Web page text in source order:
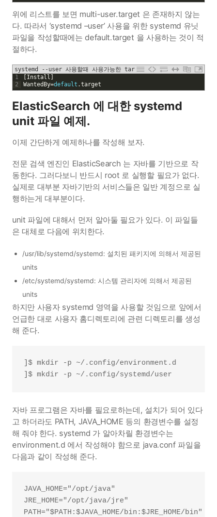
위에 리스트를 보면 multi-user.target 은 존재하지 않는
다. 따라서 ‘systemd –user’ 사용을 위한 systemd 유닛
파일을 작성할때에는 default.target 을 사용하는 것이 적
절하다.
systemd --user 사용할때 사용가능한 target
1
2
Install
WantedBy=default .target
ElasticSearch 에 대한 systemd
unit 파일 예제.
이제 간단하게 예제하나를 작성해 보자.
전문 검색 엔진인 ElasticSearch 는 자바를 기반으로 작
동한다. 그러다보니 반드시 root 로 실행할 필요가 없다.
실제로 대부분 자바기반의 서비스들은 일반 계정으로 실
행하는게 대부분이다.
unit 파일에 대해서 먼저 알아둘 필요가 있다. 이 파일들
은 대체로 다음에 위치한다.
/usr/lib/systemd/systemd: 설치된 패키지에 의해서 제공된
units
/etc/systemd/systemd: 시스템 관리자에 의해서 제공된
units
하지만 사용자 systemd 영역을 사용할 것임으로 앞에서
언급한 대로 사용자 홈디렉토리에 관련 디렉토리를 생성
해 준다.
]$ mkdir -p ~/.config/environment.d
]$ mkdir -p ~/.config/systemd/user
자바 프로그램은 자바를 필요로하는데, 설치가 되어 있다
고 하더라도 PATH, JAVA_HOME 등의 환경변수를 설정
해 줘야 한다. systemd 가 알아차릴 환경변수는
environment.d 에서 작성해야 함으로 java.conf 파일을
다음과 같이 작성해 준다.
JAVA_HOME="/opt/java"
JRE_HOME="/opt/java/jre"
PATH="$PATH:$JAVA_HOME/bin:$JRE_HOME/bin"